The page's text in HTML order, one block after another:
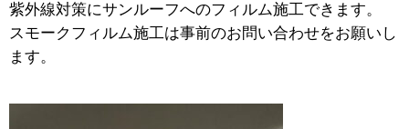
紫外線対策にサンルーフへのフィルム施工できます。
スモークフィルム施工は事前のお問い合わせをお願いし
ます。